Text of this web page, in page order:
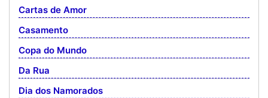
Cartas de Amor
Casamento
Copa do Mundo
Da Rua
Dia dos Namorados